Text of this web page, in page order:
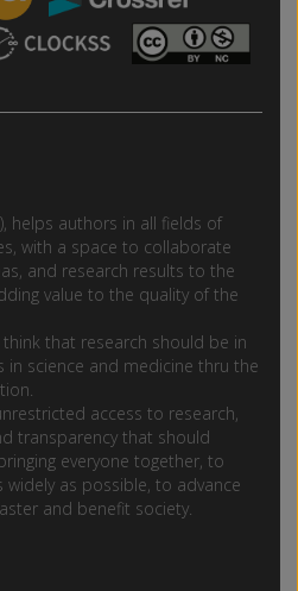
helps authors in all fields of
with a space to collaborate
and research results to the
value to the quality of the
that research should be in
science and medicine thru the
access to research,
transparency that should
everyone together, to
as possible, to advance
and benefit society.